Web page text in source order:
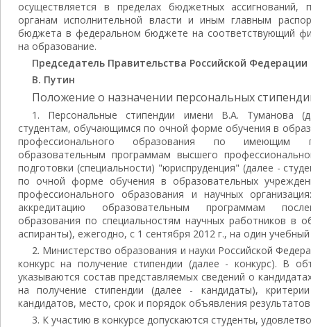
осуществляется в пределах бюджетных ассигнований,
органам исполнительной власти и иным главным
бюджета в федеральном бюджете на соответствующий
на образование.
Председатель Правительства Российской Федерации
В. Путин
Положение о назначении персональных
1. Персональные стипендии имени В.А. Туманова
студентам, обучающимся по очной форме обучения в
профессионального образования по имеющим
образовательным программам высшего
подготовки (специальности) "юриспруденция" (далее -
по очной форме обучения в образовательных
профессионального образования и научных
аккредитацию образовательным программам
образования по специальностям научных работников в
аспиранты), ежегодно, с 1 сентября 2012 г., на один учебный
2. Министерство образования и науки Российской
конкурс на получение стипендии (далее - конкурс). В
указываются состав представляемых сведений о
на получение стипендии (далее - кандидаты),
кандидатов, место, срок и порядок объявления результатов
3. К участию в конкурсе допускаются студенты,